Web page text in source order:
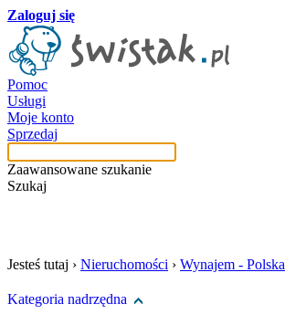
Zaloguj się
Pomoc
Usługi
Moje konto
Sprzedaj
Zaawansowane szukanie
Szukaj
Jesteś tutaj › Nieruchomości › Wynajem - Polska
Kategoria nadrzędna